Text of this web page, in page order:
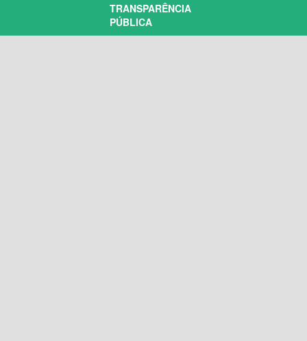
TRANSPARÊNCIA
PÚBLICA